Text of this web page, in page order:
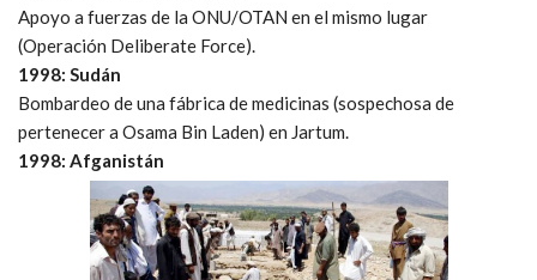
Apoyo a fuerzas de la ONU/OTAN en el mismo lugar
(Operación Deliberate Force).
1998: Sudán
Bombardeo de una fábrica de medicinas (sospechosa de
pertenecer a Osama Bin Laden) en Jartum.
1998: Afganistán